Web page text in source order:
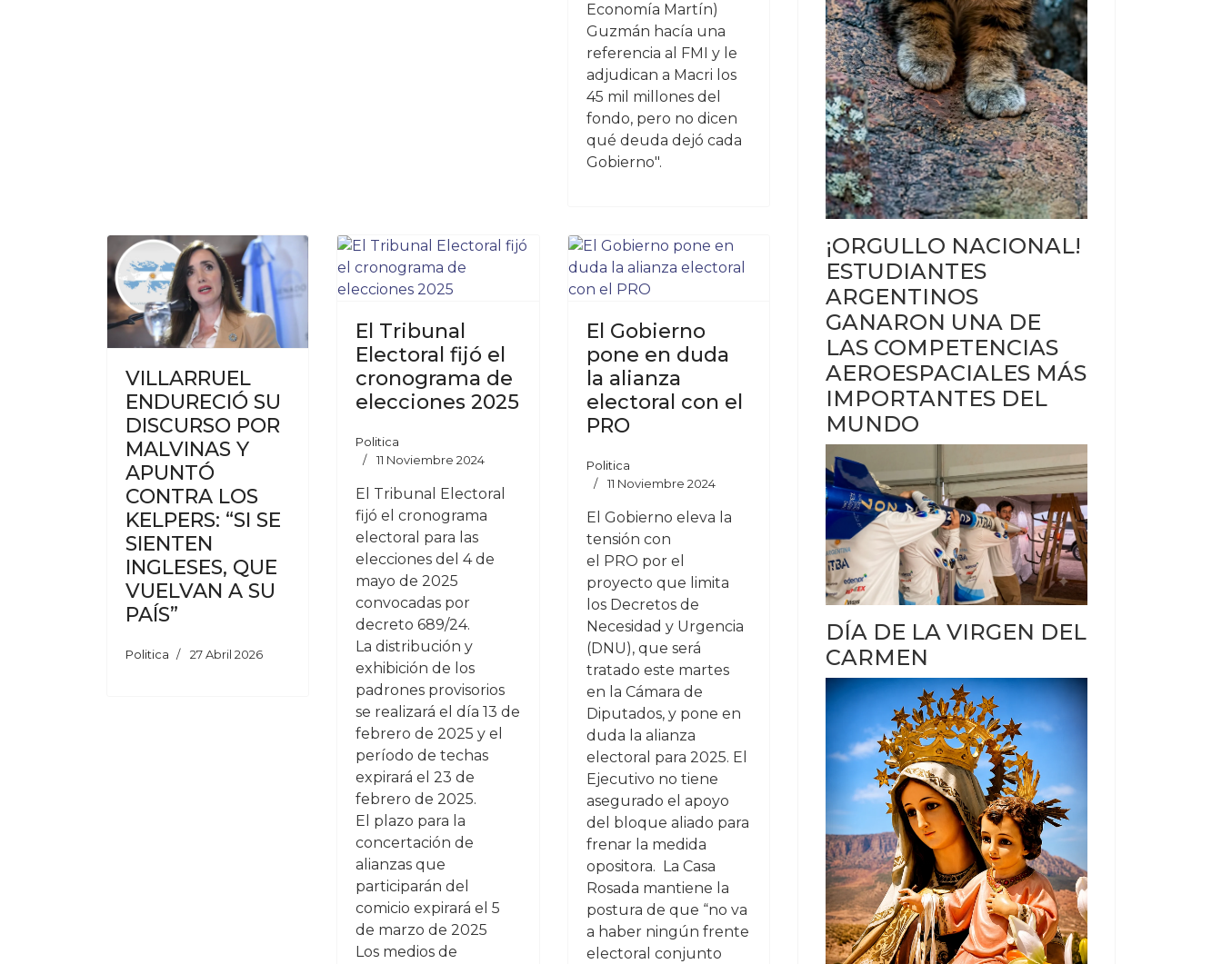
Economía Martín)
Guzmán hacía una
referencia al FMI y le
adjudican a Macri los
45 mil millones del
fondo, pero no dicen
qué deuda dejó cada
Gobierno".
VILLARRUEL
ENDURECIÓ SU
DISCURSO POR
MALVINAS Y
APUNTÓ
CONTRA LOS
KELPERS: “SI SE
SIENTEN
INGLESES, QUE
VUELVAN A SU
PAÍS”
Politica 27 Abril 2026
El Tribunal
Electoral fijó el
cronograma de
elecciones 2025
Politica
11 Noviembre 2024
El Tribunal Electoral
fijó el cronograma
electoral para las
elecciones del 4 de
mayo de 2025
convocadas por
decreto 689/24.
La distribución y
exhibición de los
padrones provisorios
se realizará el día 13 de
febrero de 2025 y el
período de techas
expirará el 23 de
febrero de 2025.
El plazo para la
concertación de
alianzas que
participarán del
comicio expirará el 5
de marzo de 2025
Los medios de
El Gobierno
pone en duda
la alianza
electoral con el
PRO
Politica
11 Noviembre 2024
El Gobierno eleva la
tensión con
el PRO por el
proyecto que limita
los Decretos de
Necesidad y Urgencia
(DNU), que será
tratado este martes
en la Cámara de
Diputados, y pone en
duda la alianza
electoral para 2025. El
Ejecutivo no tiene
asegurado el apoyo
del bloque aliado para
frenar la medida
opositora. La Casa
Rosada mantiene la
postura de que “no va
a haber ningún frente
electoral conjunto
¡ORGULLO NACIONAL!
ESTUDIANTES
ARGENTINOS
GANARON UNA DE
LAS COMPETENCIAS
AEROESPACIALES MÁS
IMPORTANTES DEL
MUNDO
DÍA DE LA VIRGEN DEL
CARMEN